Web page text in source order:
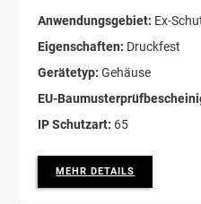
Anwendungsgebiet: Ex-
Eigenschaften: Druckfest
Gerätetyp:Gehäuse
EU-
IP Schutzart: 65
MEHR DETAILS